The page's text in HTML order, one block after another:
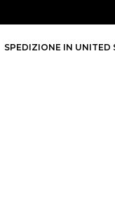
SPEDIZIONE IN UNITED